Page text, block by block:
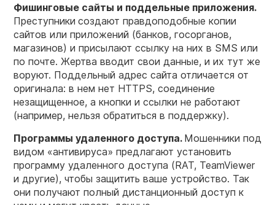
Фишинговые сайты и поддельные приложения.
Преступники создают правдоподобные копии
сайтов или приложений (банков, госорганов,
магазинов) и присылают ссылку на них в SMS или
по почте. Жертва вводит свои данные, и их тут же
воруют. Поддельный адрес сайта отличается от
оригинала: в нем нет HTTPS, соединение
незащищенное, а кнопки и ссылки не работают
(например, нельзя обратиться в поддержку).
Программы удаленного доступа. Мошенники под
видом «антивируса» предлагают установить
программу удаленного доступа (RAT, TeamViewer
и другие), чтобы защитить ваше устройство. Так
они получают полный дистанционный доступ к